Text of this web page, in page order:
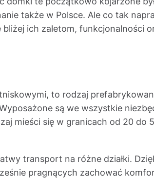
także w Polsce. Ale co tak
ich zaletom, funkcjonalności
to rodzaj
są we wszystkie
mieści się w granicach od 20 do
transport na różne działki.
pragnących zachować